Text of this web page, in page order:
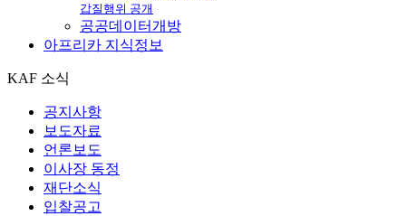
갑질행위 공개
공공데이터개방
아프리카 지식정보
KAF 소식
공지사항
보도자료
언론보도
이사장 동정
재단소식
입찰공고